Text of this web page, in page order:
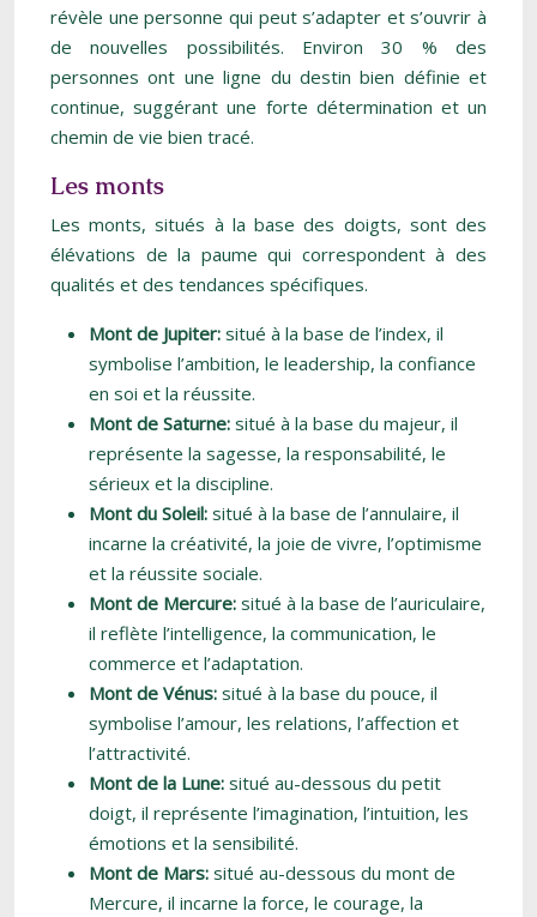
révèle une personne qui peut s’adapter et s’ouvrir à
de nouvelles possibilités. Environ 30 % des
personnes ont une ligne du destin bien définie et
continue, suggérant une forte détermination et un
chemin de vie bien tracé.
Les monts
Les monts, situés à la base des doigts, sont des
élévations de la paume qui correspondent à des
qualités et des tendances spécifiques.
Mont de Jupiter: situé à la base de l’index, il
symbolise l’ambition, le leadership, la confiance
en soi et la réussite.
Mont de Saturne: situé à la base du majeur, il
représente la sagesse, la responsabilité, le
sérieux et la discipline.
Mont du Soleil: situé à la base de l’annulaire, il
incarne la créativité, la joie de vivre, l’optimisme
et la réussite sociale.
Mont de Mercure: situé à la base de l’auriculaire,
il reflète l’intelligence, la communication, le
commerce et l’adaptation.
Mont de Vénus: situé à la base du pouce, il
symbolise l’amour, les relations, l’affection et
l’attractivité.
Mont de la Lune: situé au-dessous du petit
doigt, il représente l’imagination, l’intuition, les
émotions et la sensibilité.
Mont de Mars: situé au-dessous du mont de
Mercure, il incarne la force, le courage, la